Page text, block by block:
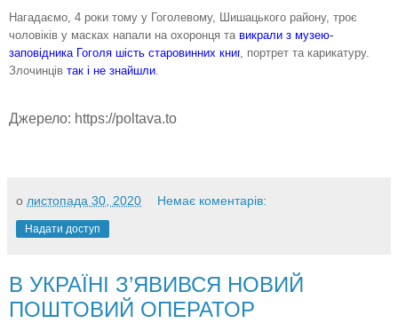
Нагадаємо, 4 роки тому у Гоголевому, Шишацького району, троє
чоловіків у масках напали на охоронця та викрали з музею-
заповідника Гоголя шість старовинних книг , портрет та карикатуру.
Злочинців так і не знайшли
Джерело: https://poltava.to
о листопада 30, 2020 Немає коментарів:
Надати доступ
В УКРАЇНІ З’ЯВИВСЯ НОВИЙ
ПОШТОВИЙ ОПЕРАТОР